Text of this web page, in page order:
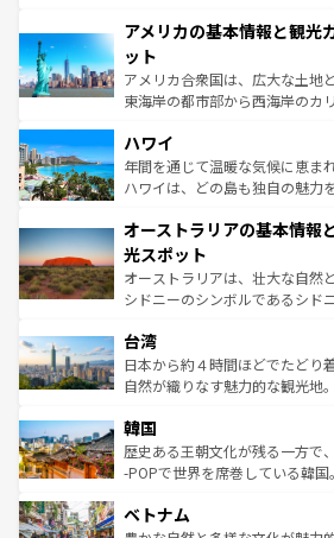
ンツ一覧を参照してほしい。
の建物がそのまま残る町や、ス
博物館もあり、アルプス観光だ
ことができる。国民の所得が高
者向けの交通パス提供のサービ
着のスイス情報は
アメリカの基本情報と観光
ット
アメリカ合衆国は、広大な土地
東海岸の都市部から西海岸のカ
のような巨大都市は、観光、シ
ンメントが詰まった刺激的なス
西部には大自然が広がり、グラ
部のニューオーリンズでは、音
文化が魅力。旅行者はアメリカ
しみながら、その多様性と豊か
るだろう。車でのロードトリッ
情報は
ハワイ
年間を通じて温暖な気候に恵ま
ハワイは、どの島も独自の魅力
ワイ島は見逃せない。また、定
島だが、静かな自然を求めるな
おすすめ。エメラルドグリーン
文化や歴史が息づいている。「
人々、おいしいローカルフード
ク、伝統的なフラダンスなど、
っている。訪れるたびに新しい
はコンテンツ一覧
オーストラリアの基本情報
光スポット
オーストラリアは、壮大な自然
シドニーのシンボルであるシド
リアリーフや大陸中央部にそび
ク）、タスマニアの美しい原生
ど、見どころがたくさん。また
いる。アクティビティも充実し
ビング、ハイキングなど、アウ
い。オーストラリアの多彩な魅
参照してほしい。
台湾
日本から約４時間ほどでたどり
自然が織りなす魅力的な観光地
ン）、静ひつな山岳地帯である
と山間の静けさが共存しており
驚きをもたらしてくれる。また
容にもいいと評判のスイーツな
韓国
歴史ある王朝文化が残る一方で
-POPで世界を席巻している韓
き、地方に足を延ばせば四季折
ベトナム